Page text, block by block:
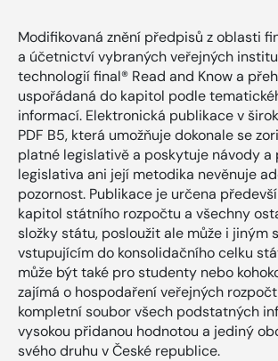
Modifikovaná znění předpisů z oblasti
a účetnictví vybraných veřejných
technologií final® Read and Know a
uspořádaná do kapitol podle
informací. Elektronická publikace v
PDF B5, která umožňuje dokonale se
platné legislativě a poskytuje návody a
legislativa ani její metodika nevěnuje
pozornost. Publikace je určena
kapitol státního rozpočtu a všechny
složky státu, posloužit ale může i jiným
vstupujícím do konsolidačního celku
může být také pro studenty nebo
zajímá o hospodaření veřejných
kompletní soubor všech podstatných
vysokou přidanou hodnotou a jediný
svého druhu v České republice.